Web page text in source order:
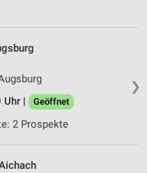
❯
Uhr |
Geöffnet
2 Prospekte